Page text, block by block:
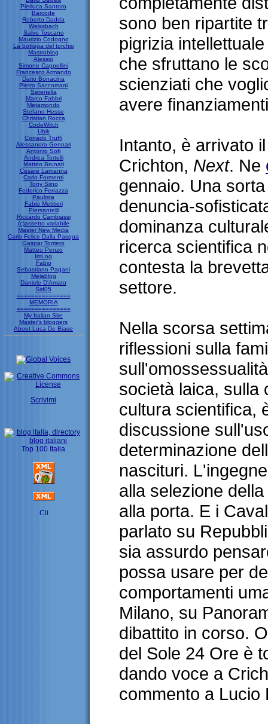
Pierluca Santoro
Barcode
Roberto Dadda
Weissbach
Salvo Toscano
Maurizio Codogno
La bottega del torchio
Mastroblog
Alessio
Simone Cappellini
Francesco Armando
Dario Bonacina
Pietro Saccomani
Serenella
Marco Fabbri
Metamondo
Stefano Hesse
Christian Rocca
CodeWitch
Ubik
Corrado Truffi
Alessandro Gennari
Antonio Sofi
Andrea Tortelli
Matteo Brunati
Cesare Lamanna
Carlo Formenti
Tony Siino
Federico Ferrazza
Paulista
Fabio Metitieri
Piersantelli
Riccardo Cambiassi
(c)assetto variabile
Master New Media
Carlo Felice Dalla Pasqua
Gaspar Torriero
Matteo Penzo
ImLog
Fabio
Sebastiano Pagani
Melablog
Daniele D'Amato
Sid05
===============
MEMORIA
===============
My Italian Site
Master's bloggers
About Luca De Biase
Scrivimi
sono ben ripartite
pigrizia
che sfruttano le
scienziati che
avere
Intanto, è arrivato
Crichton, Next. Ne
gennaio. Una
denuncia-
dominanza
ricerca scientifica
contesta la
settore.
Nella scorsa
riflessioni sulla
società laica, sulla
cultura scientifica,
discussione
determinazione
nascituri.
alla selezione
alla porta. E i
parlato su
sia assurdo
possa usare per
comportamenti
Milano, su
dibattito in corso.
del Sole 24 Ore è
dando voce a
commento a Lucio